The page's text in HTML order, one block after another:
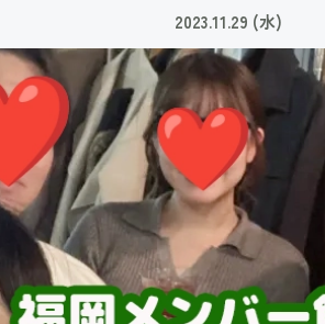
2023.11.29 (水)